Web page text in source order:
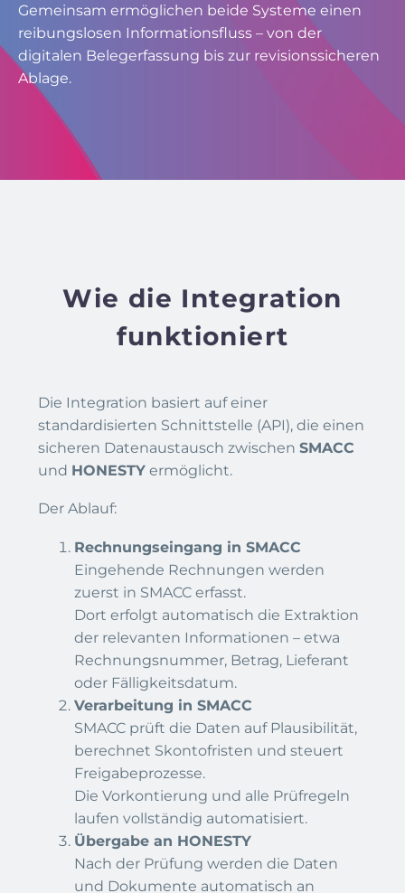
Gemeinsam ermöglichen beide Systeme einen
reibungslosen Informationsfluss – von der
digitalen Belegerfassung bis zur revisionssicheren
Ablage.
Wie die Integration
funktioniert
Die Integration basiert auf einer
standardisierten Schnittstelle (API), die einen
sicheren Datenaustausch zwischen SMACC
und HONESTY ermöglicht.
Der Ablauf:
Rechnungseingang in SMACC
Eingehende Rechnungen werden
zuerst in SMACC erfasst.
Dort erfolgt automatisch die Extraktion
der relevanten Informationen – etwa
Rechnungsnummer, Betrag, Lieferant
oder Fälligkeitsdatum.
Verarbeitung in SMACC
SMACC prüft die Daten auf Plausibilität,
berechnet Skontofristen und steuert
Freigabeprozesse.
Die Vorkontierung und alle Prüfregeln
laufen vollständig automatisiert.
Übergabe an HONESTY
Nach der Prüfung werden die Daten
und Dokumente automatisch an